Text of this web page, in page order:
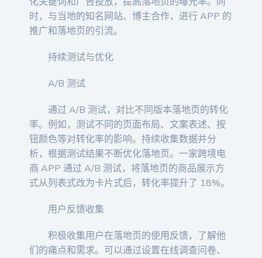
时，与当地的知名网站、博主合作，进行 APP 的
推广和落地页的引流。
持续测试与优化
A/B 测试
通过 A/B 测试，对比不同版本落地页的转化
率。例如，测试不同的页面布局、文案表述、按
钮颜色等对转化率的影响。持续收集数据并分
析，根据测试结果不断优化落地页。一家跨境电
商 APP 通过 A/B 测试，将落地页的商品展示方
式从列表式改为卡片式后，转化率提升了 18%。
用户反馈收集
积极收集用户在落地页的使用反馈，了解他
们的痛点和需求。可以通过设置在线调查问卷、